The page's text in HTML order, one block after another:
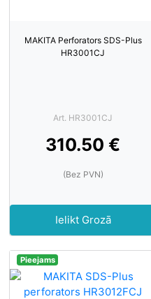
MAKITA Perforators SDS-Plus
HR3001CJ
Art. HR3001CJ
310.50 €
(Bez PVN)
Ielikt Grozā
Pieejams